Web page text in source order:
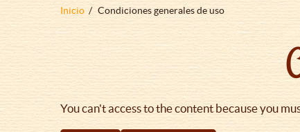
Sobrescribir
ayuda
la
navegación
Inicio Condiciones generales de uso
You can't access to the content because you